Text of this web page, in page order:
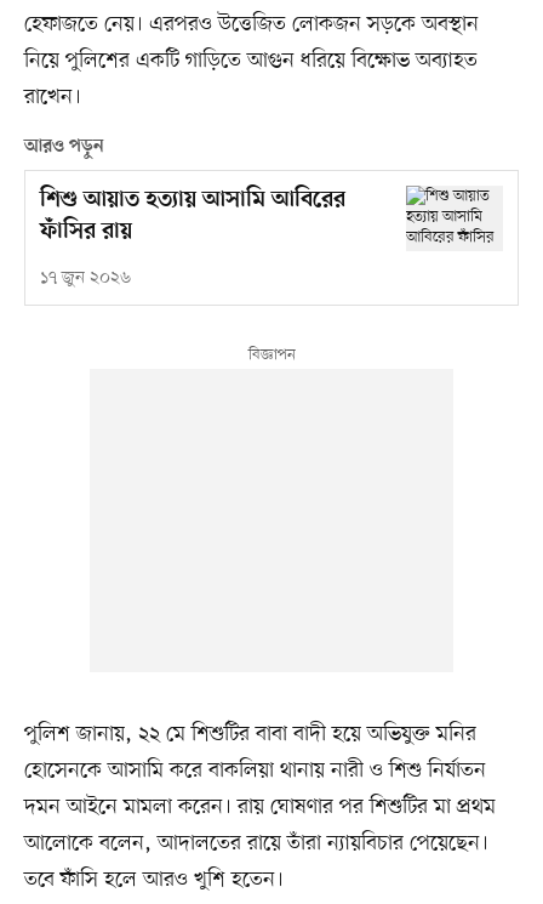
হেফাজতে নেয়। এরপরও উত্তেজিত লোকজন সড়কে অবস্থান
নিয়ে পুলিশের একটি গাড়িতে আগুন ধরিয়ে বিক্ষোভ অব্যাহত
রাখেন।
আরও পড়ুন
শিশু আয়াত হত্যায় আসামি আবিরের
ফাঁসির রায়
১৭ জুন ২০২৬
পুলিশ জানায়, ২২ মে শিশুটির বাবা বাদী হয়ে অভিযুক্ত মনির
হোসেনকে আসামি করে বাকলিয়া থানায় নারী ও শিশু নির্যাতন
দমন আইনে মামলা করেন। রায় ঘোষণার পর শিশুটির মা প্রথম
আলোকে বলেন, আদালতের রায়ে তাঁরা ন্যায়বিচার পেয়েছেন।
তবে ফাঁসি হলে আরও খুশি হতেন।